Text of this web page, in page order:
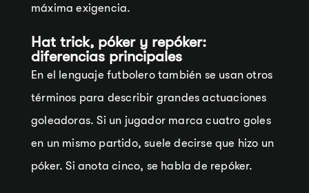
máxima exigencia.
Hat trick, póker y repóker:
diferencias principales
En el lenguaje futbolero también se usan otros
términos para describir grandes actuaciones
goleadoras. Si un jugador marca cuatro goles
en un mismo partido, suele decirse que hizo un
póker. Si anota cinco, se habla de repóker.